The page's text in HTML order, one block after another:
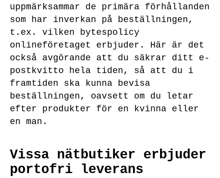
uppmärksammar de primära förhållanden
som har inverkan på beställningen,
t.ex. vilken bytespolicy
onlineföretaget erbjuder. Här är det
också avgörande att du säkrar ditt e-
postkvitto hela tiden, så att du i
framtiden ska kunna bevisa
beställningen, oavsett om du letar
efter produkter för en kvinna eller
en man.
Vissa nätbutiker erbjuder
portofri leverans